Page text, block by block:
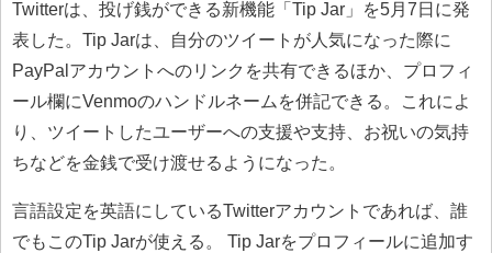
Twitterは、投げ銭ができる新機能「Tip Jar」を5月7日に発
表した。Tip Jarは、自分のツイートが人気になった際に
PayPalアカウントへのリンクを共有できるほか、プロフィ
ール欄にVenmoのハンドルネームを併記できる。これによ
り、ツイートしたユーザーへの支援や支持、お祝いの気持
ちなどを金銭で受け渡せるようになった。
言語設定を英語にしているTwitterアカウントであれば、誰
でもこのTip Jarが使える。 Tip Jarをプロフィールに追加す